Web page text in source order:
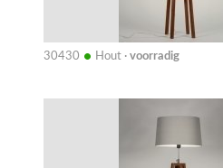
30430 • Hout · voorradig